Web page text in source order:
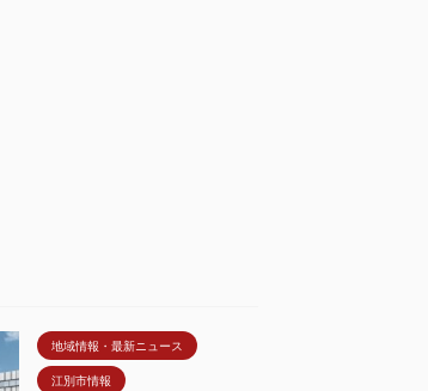
地域情報・最新ニュース
江別市情報